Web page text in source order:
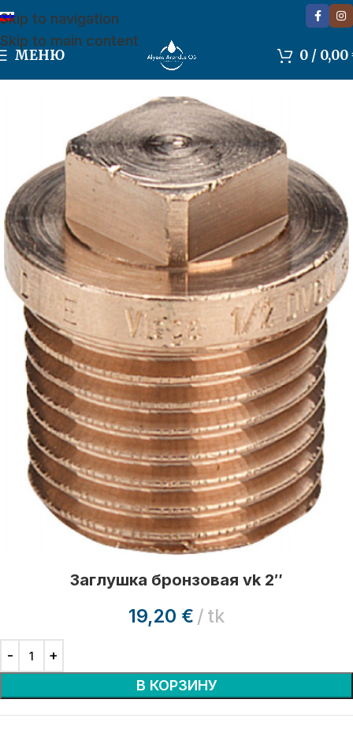
Skip to navigation
Skip to main content
МЕНЮ 0 / 0,00
Заглушка бронзовая vk 2″
19,20 € tk
В КОРЗИНУ